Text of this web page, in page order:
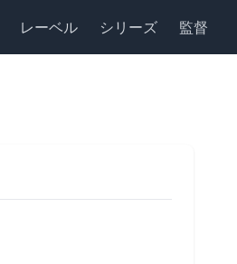
レーベル シリーズ 監督